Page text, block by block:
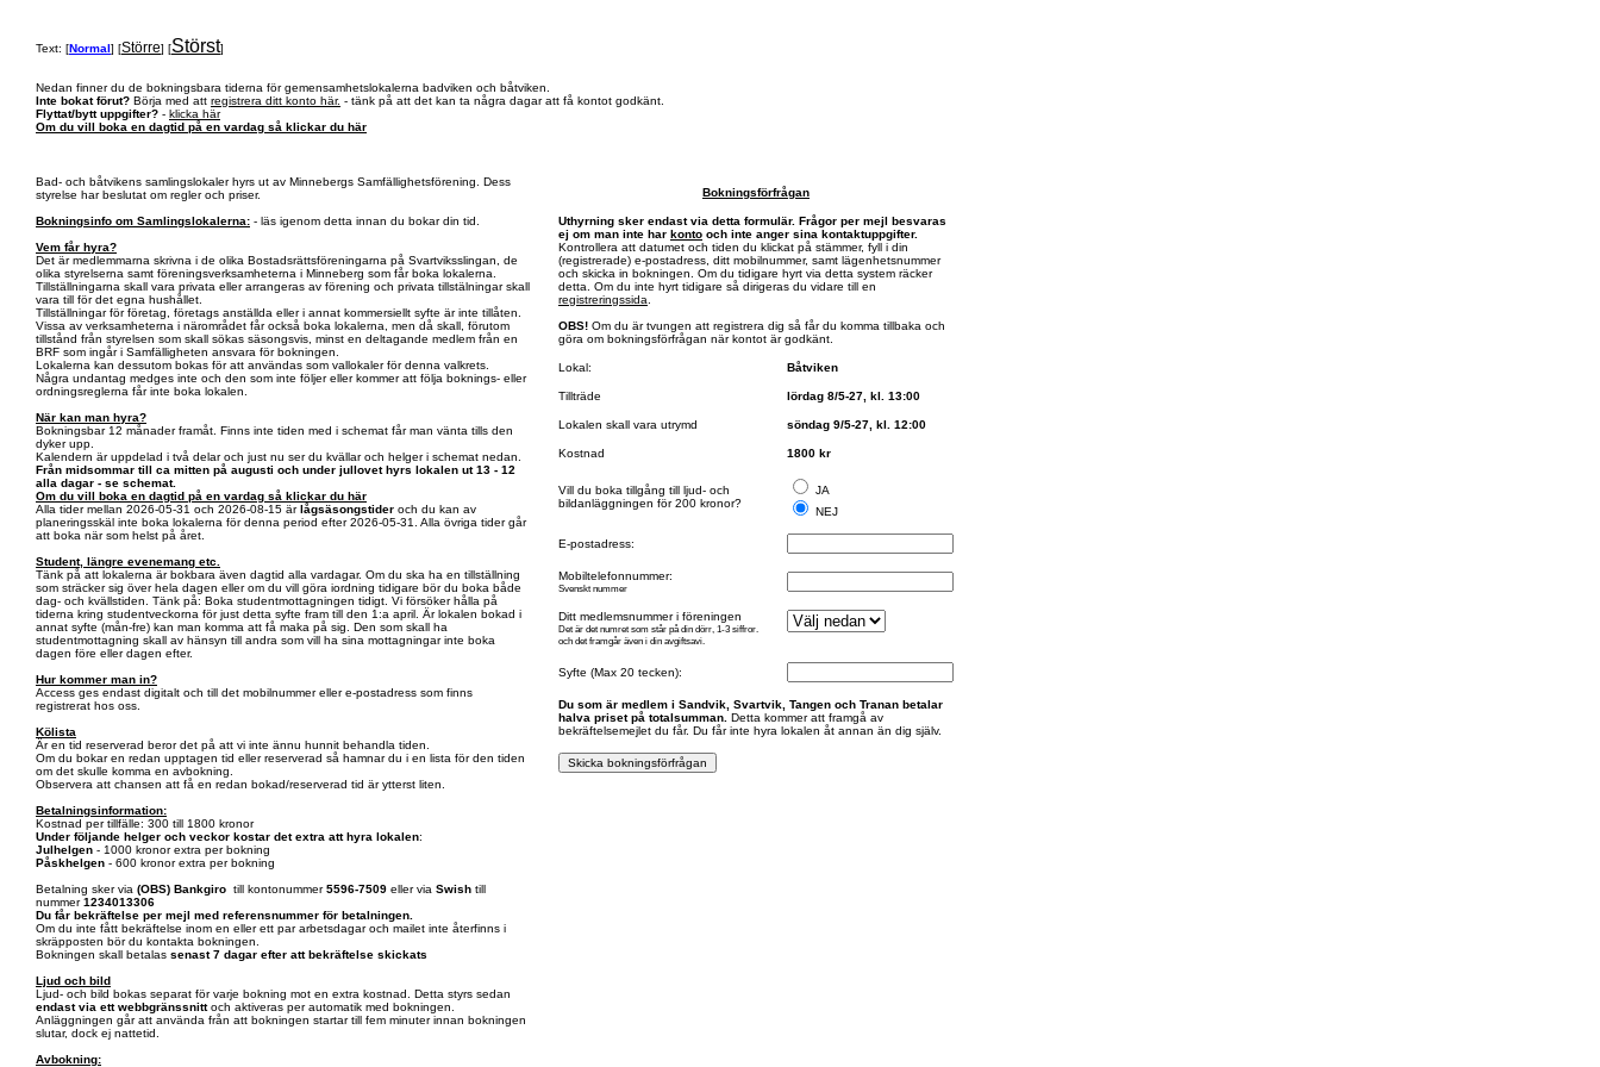
Text: [Normal] [Större] [Störst]
Nedan finner du de bokningsbara tiderna för gemensamhetslokalerna badviken och båtviken.
Inte bokat förut? Börja med att registrera ditt konto här. - tänk på att det kan ta några dagar att få kontot godkänt.
Flyttat/bytt uppgifter? - klicka här
Om du vill boka en dagtid på en vardag så klickar du här
Bad- och båtvikens samlingslokaler hyrs ut av Minnebergs Samfällighetsförening. Dess
styrelse har beslutat om regler och priser.
Bokningsinfo om Samlingslokalerna: - läs igenom detta innan du bokar din tid.
Vem får hyra?
Det är medlemmarna skrivna i de olika Bostadsrättsföreningarna på Svartviksslingan, de
olika styrelserna samt föreningsverksamheterna i Minneberg som får boka lokalerna.
Tillställningarna skall vara privata eller arrangeras av förening och privata tillstälningar skall
vara till för det egna hushållet.
Tillställningar för företag, företags anställda eller i annat kommersiellt syfte är inte tillåten.
Vissa av verksamheterna i närområdet får också boka lokalerna, men då skall, förutom
tillstånd från styrelsen som skall sökas säsongsvis, minst en deltagande medlem från en
BRF som ingår i Samfälligheten ansvara för bokningen.
Lokalerna kan dessutom bokas för att användas som vallokaler för denna valkrets.
Några undantag medges inte och den som inte följer eller kommer att följa boknings- eller
ordningsreglerna får inte boka lokalen.
När kan man hyra?
Bokningsbar 12 månader framåt. Finns inte tiden med i schemat får man vänta tills den
dyker upp.
Kalendern är uppdelad i två delar och just nu ser du kvällar och helger i schemat nedan.
Från midsommar till ca mitten på augusti och under jullovet hyrs lokalen ut 13 - 12
alla dagar - se schemat.
Om du vill boka en dagtid på en vardag så klickar du här
Alla tider mellan 2026-05-31 och 2026-08-15 ärlågsäsongstider och du kan av
planeringsskäl inte boka lokalerna för denna period efter 2026-05-31. Alla övriga tider går
att boka när som helst på året.
Student, längre evenemang etc.
Tänk på att lokalerna är bokbara även dagtid alla vardagar. Om du ska ha en tillställning
som sträcker sig över hela dagen eller om du vill göra iordning tidigare bör du boka både
dag- och kvällstiden. Tänk på: Boka studentmottagningen tidigt. Vi försöker hålla på
tiderna kring studentveckorna för just detta syfte fram till den 1:a april. Är lokalen bokad i
annat syfte (mån-fre) kan man komma att få maka på sig. Den som skall ha
studentmottagning skall av hänsyn till andra som vill ha sina mottagningar inte boka
dagen före eller dagen efter.
Hur kommer man in?
Access ges endast digitalt och till det mobilnummer eller e-postadress som finns
registrerat hos oss.
Kölista
Är en tid reserverad beror det på att vi inte ännu hunnit behandla tiden.
Om du bokar en redan upptagen tid eller reserverad så hamnar du i en lista för den tiden
om det skulle komma en avbokning.
Observera att chansen att få en redan bokad/reserverad tid är ytterst liten.
Betalningsinformation:
Kostnad per tillfälle: 300 till 1800 kronor
Under följande helger och veckor kostar det extra att hyra lokalen:
Julhelgen - 1000 kronor extra per bokning
Påskhelgen - 600 kronor extra per bokning
Betalning sker via (OBS) Bankgiro till kontonummer5596-7509 eller via Swish till
nummer1234013306
Du får bekräftelse per mejl med referensnummer för betalningen.
Om du inte fått bekräftelse inom en eller ett par arbetsdagar och mailet inte återfinns i
skräpposten bör du kontakta bokningen.
Bokningen skall betalas senast 7 dagar efter att bekräftelse skickats
Ljud och bild
Ljud- och bild bokas separat för varje bokning mot en extra kostnad. Detta styrs sedan
endast via ett webbgränssnittoch aktiveras per automatik med bokningen.
Anläggningen går att använda från att bokningen startar till fem minuter innan bokningen
slutar, dock ej nattetid.
Avbokning:
Bokningsförfrågan
Uthyrning sker endast via detta formulär. Frågor per mejl besvaras
ej om man inte har konto och inte anger sina kontaktuppgifter.
Kontrollera att datumet och tiden du klickat på stämmer, fyll i din
(registrerade) e-postadress, ditt mobilnummer, samt lägenhetsnummer
och skicka in bokningen. Om du tidigare hyrt via detta system räcker
detta. Om du inte hyrt tidigare så dirigeras du vidare till en
registreringssida
OBS! Om du är tvungen att registrera dig så får du komma tillbaka och
göra om bokningsförfrågan när kontot är godkänt.
Lokal: Båtviken
Tillträde lördag 8/5-27, kl. 13:00
Lokalen skall vara utrymd söndag 9/5-27, kl. 12:00
Kostnad 1800 kr
Vill du boka tillgång till ljud- och
bildanläggningen för 200 kronor?
JA
NEJ
E-postadress:
Mobiltelefonnummer:
Svenskt nummer
Ditt medlemsnummer i föreningen
Det är det numret som står på din dörr, 1-3 siffror.
och det framgår även i din avgiftsavi.
Syfte (Max 20 tecken):
Du som är medlem i Sandvik, Svartvik, Tangen och Tranan betalar
halva priset på totalsumman. Detta kommer att framgå av
bekräftelsemejlet du får. Du får inte hyra lokalen åt annan än dig själv.